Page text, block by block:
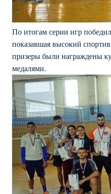
По итогам серии игр
показавшая высокий
призеры были награждены
медалями.